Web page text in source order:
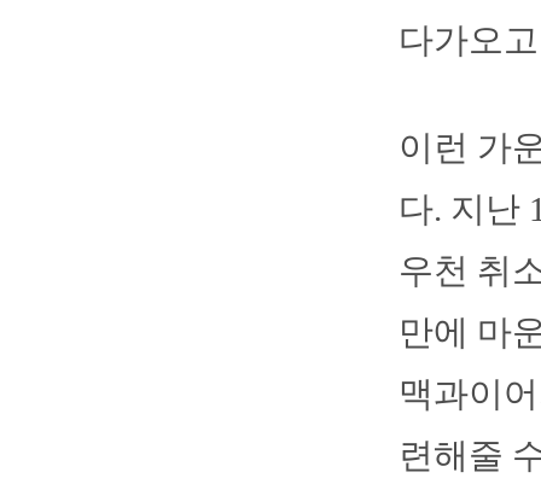
다가오
이런 가
다. 지난
우천 취
만에 마
맥과이
련해줄